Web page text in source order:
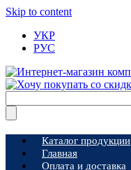
Skip to content
УКР
РУС
Каталог продукции
Главная
Оплата и доставка